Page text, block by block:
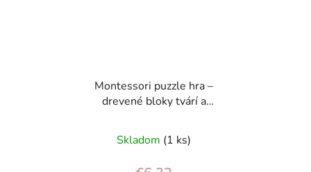
Montessori puzzle hra –
drevené bloky tvárí a
antistresová hra pre
deti
Skladom (1 ks)